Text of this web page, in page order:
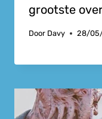
grootste
Door Davy 28/